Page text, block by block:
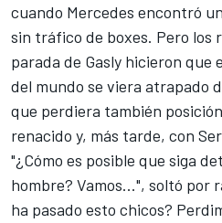
cuando Mercedes encontró
sin tráfico de boxes. Pero los
parada de Gasly hicieron que
del mundo se viera atrapado
que perdiera también
renacido y, más tarde, con
"¿Cómo es posible que siga
hombre? Vamos...", soltó por
ha pasado esto chicos?